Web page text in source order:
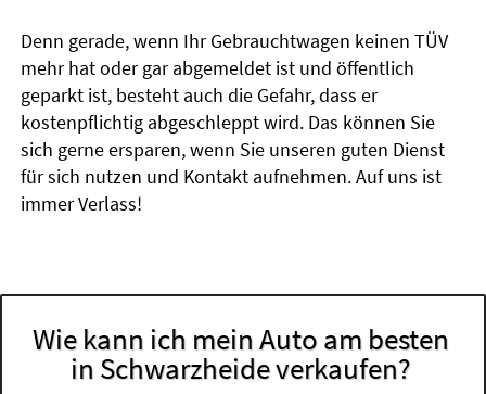
Denn gerade, wenn Ihr Gebrauchtwagen keinen TÜV
mehr hat oder gar abgemeldet ist und öffentlich
geparkt ist, besteht auch die Gefahr, dass er
kostenpflichtig abgeschleppt wird. Das können Sie
sich gerne ersparen, wenn Sie unseren guten Dienst
für sich nutzen und Kontakt aufnehmen. Auf uns ist
immer Verlass!
Wie kann ich mein Auto am besten
in Schwarzheide verkaufen?